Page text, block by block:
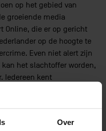
Over
op het gebied van
groeiende media
Online, die er op gericht
op de hoogte te
Even niet alert zijn
kan het slachtoffer worden,
Iedereen kent
of vriend die er mee
de beste overkomen,
.